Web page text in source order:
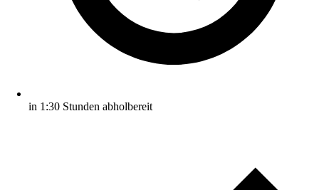
in 1:30 Stunden abholbereit